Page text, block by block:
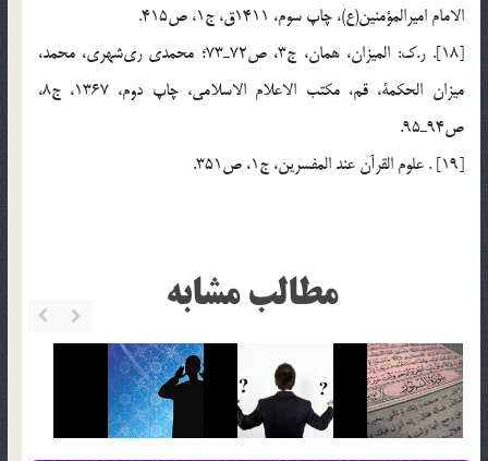
الامام اميرالمؤمنين(ع)، چاپ سوم، 1411ق، ج1، ص415.
[18]. ر.ك: الميزان، همان، ج3، ص72ـ73؛ محمدي ري‎شهري، محمد،
ميزان الحكمة، قم، مكتب الاعلام الاسلامي، چاپ دوم، 1367، ج8،
ص94ـ95.
[19] . علوم القرآن عند المفسرين، ج1، ص351.
مطالب مشابه